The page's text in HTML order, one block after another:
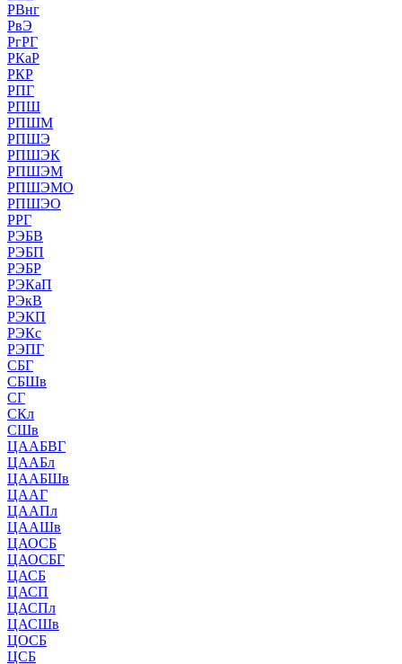
РВнг
РвЭ
РгРГ
РКаР
РКР
РПГ
РПШ
РПШМ
РПШЭ
РПШЭК
РПШЭМ
РПШЭМО
РПШЭО
РРГ
РЭБВ
РЭБП
РЭБР
РЭКаП
РЭкВ
РЭКП
РЭКс
РЭПГ
СБГ
СБШв
СГ
СКл
СШв
ЦААБВГ
ЦААБл
ЦААБШв
ЦААГ
ЦААПл
ЦААШв
ЦАОСБ
ЦАОСБГ
ЦАСБ
ЦАСП
ЦАСПл
ЦАСШв
ЦОСБ
ЦСБ